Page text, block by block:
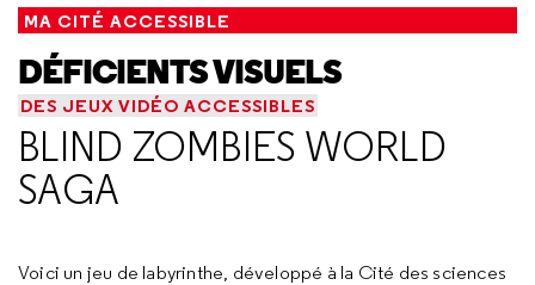
MA CITÉ ACCESSIBLE
DÉFICIENTS VISUELS
DES JEUX VIDÉO ACCESSIBLES
BLIND ZOMBIES WORLD
SAGA
Voici un jeu de labyrinthe, développé à la Cité des sciences